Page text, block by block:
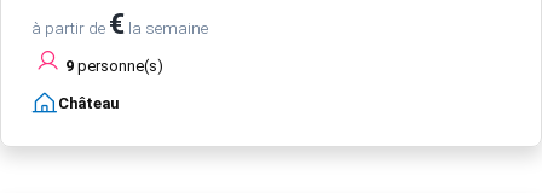
à partir de € la semaine
9 personne(s)
Château